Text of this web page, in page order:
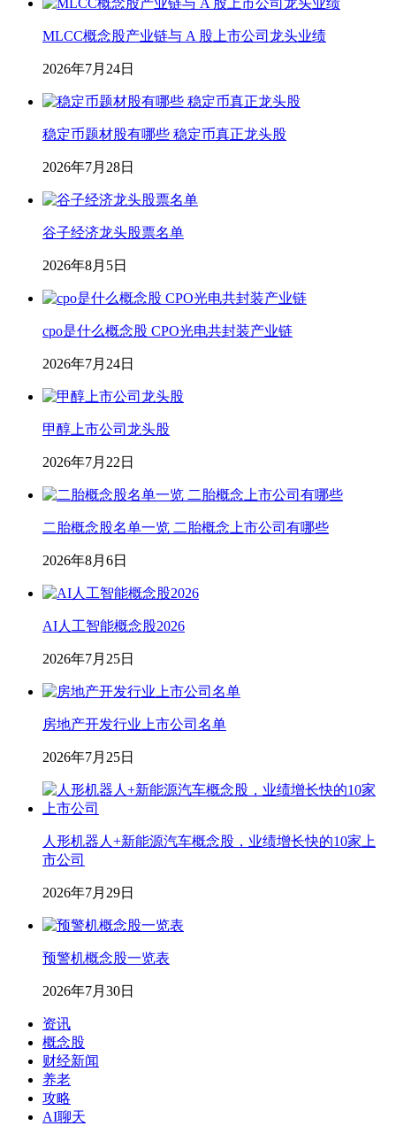
MLCC概念股产业链与 A 股上市公司龙头业绩
2026年7月24日
稳定币题材股有哪些 稳定币真正龙头股
2026年7月28日
谷子经济龙头股票名单
2026年8月5日
cpo是什么概念股 CPO光电共封装产业链
2026年7月24日
甲醇上市公司龙头股
2026年7月22日
二胎概念股名单一览 二胎概念上市公司有哪些
2026年8月6日
AI人工智能概念股2026
2026年7月25日
房地产开发行业上市公司名单
2026年7月25日
人形机器人+新能源汽车概念股，业绩增长快的10家上
市公司
2026年7月29日
预警机概念股一览表
2026年7月30日
资讯
概念股
财经新闻
养老
攻略
AI聊天